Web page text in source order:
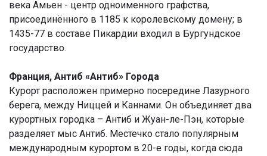
века Амьен - центр одноименного графства,
присоединённого в 1185 к королевскому домену; в
1435-77 в составе Пикардии входил в Бургундское
государство.
Франция, Антиб «Антиб» Города
Курорт расположен примерно посередине Лазурного
берега, между Ниццей и Каннами. Он объединяет два
курортных городка – Антиб и Жуан-ле-Пэн, которые
разделяет мыс Антиб. Местечко стало популярным
международным курортом в 20-е годы, когда сюда